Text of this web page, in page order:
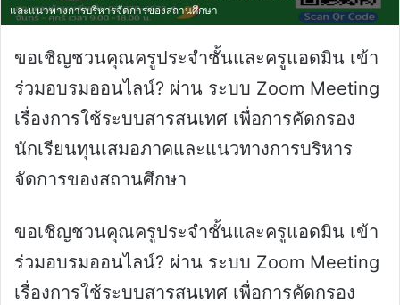
และแนวทางการบริหารจัดการของสถานศึกษา
ขอเชิญชวนคุณครูประจำชั้นและครูแอดมิน เข้า
ร่วมอบรมออนไลน์? ผ่าน ระบบ Zoom Meeting
เรื่องการใช้ระบบสารสนเทศ เพื่อการคัดกรอง
นักเรียนทุนเสมอภาคและแนวทางการบริหาร
จัดการของสถานศึกษา
ขอเชิญชวนคุณครูประจำชั้นและครูแอดมิน เข้า
ร่วมอบรมออนไลน์? ผ่าน ระบบ Zoom Meeting
เรื่องการใช้ระบบสารสนเทศ เพื่อการคัดกรอง